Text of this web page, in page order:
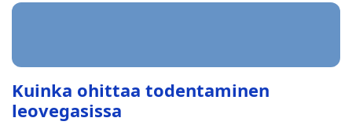
Kuinka ohittaa todentaminen
leovegasissa